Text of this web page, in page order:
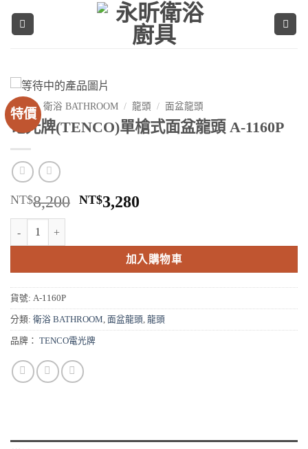
特價
首頁 / 衛浴 BATHROOM / 龍頭 / 面盆龍頭
電光牌(TENCO)單槍式面盆龍頭 A-1160P
NT$8,200 原
格：
NT$8,200。
NT$3,280
格：
NT$3,280。
電光牌(TENCO)單槍式面盆龍頭 A-1160P 數量
加入購物車
貨號: A-1160P
分類: 衛浴 BATHROOM, 面盆龍頭, 龍頭
品牌： TENCO電光牌